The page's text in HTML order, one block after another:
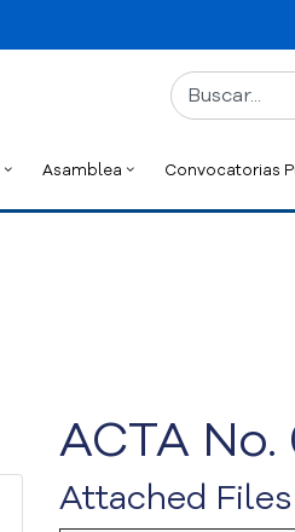
Asamblea Convocatorias
ACTA No.
Attached Files